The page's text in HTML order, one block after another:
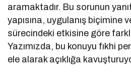
aramaktadır. Bu sorunun
yapısına, uygulanış biçimine
sürecindeki etkisine göre
Yazımızda, bu konuyu fıkhi
ele alarak açıklığa